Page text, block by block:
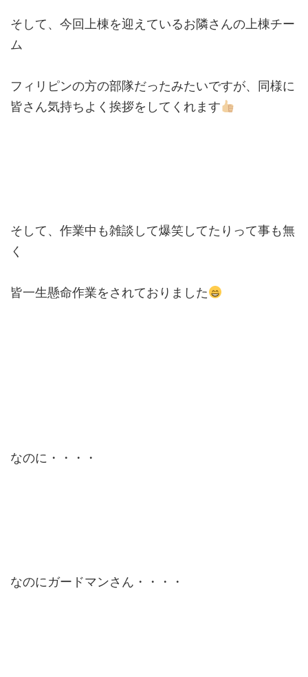
そして、今回上棟を迎えているお隣さんの上棟チー
ム
フィリピンの方の部隊だったみたいですが、同様に
皆さん気持ちよく挨拶をしてくれます
そして、作業中も雑談して爆笑してたりって事も無
く
皆一生懸命作業をされておりました
なのに・・・・
なのにガードマンさん・・・・